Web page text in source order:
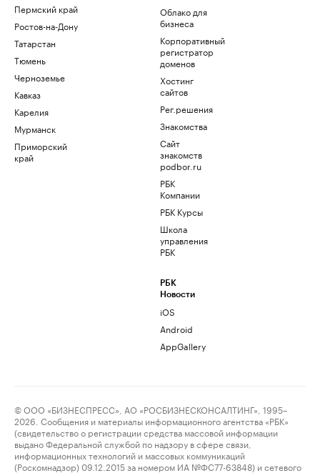
Пермский край
Ростов-на-Дону
Татарстан
Тюмень
Черноземье
Кавказ
Карелия
Мурманск
Приморский
край
Облако для
бизнеса
Корпоративный
регистратор
доменов
Хостинг
сайтов
Рег.решения
Знакомства
Сайт
знакомств
podbor.ru
РБК
Компании
РБК Курсы
Школа
управления
РБК
РБК
Новости
iOS
Android
AppGallery
© ООО «БИЗНЕСПРЕСС», АО «РОСБИЗНЕСКОНСАЛТИНГ», 1995–
2026. Сообщения и материалы информационного агентства «РБК»
(свидетельство о регистрации средства массовой информации
выдано Федеральной службой по надзору в сфере связи,
информационных технологий и массовых коммуникаций
(Роскомнадзор) 09.12.2015 за номером ИА №ФС77-63848) и сетевого